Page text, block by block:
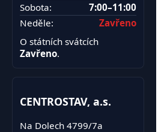
Sobota:
7:00–11:00
Neděle:
Zavřeno
O státních svátcích
Zavřeno.
CENTROSTAV, a.s.
Na Dolech 4799/7a